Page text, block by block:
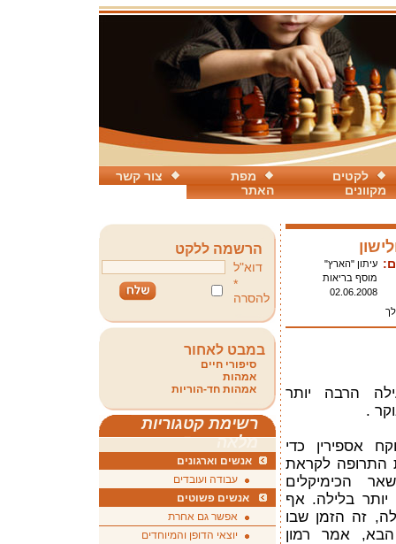
צור קשר
מפת
האתר
לקטים
מקוונים
עיתון "הארץ"
מוסף בריאות
02.06.2008
הרבה יותר
.
אספירין כדי
התרופה לקראת
הכימיקלים
יותר בלילה. אף
זה הזמן שבו
אמר רמון
הרשמה ללקט
דוא"ל
*
להסרה
במבט לאחור
סיפורי חיים
אמהות
אמהות חד-הוריות
רשימת קטגוריות
מלאה
אנשים וארגונים
עבודה ועובדים
אנשים פשוטים
אפשר גם אחרת
יוצאי הדופן והמיוחדים